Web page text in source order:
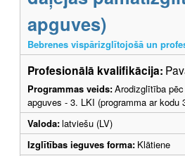
apguves)
Bebrenes vispārizglītojošā un
Profesionālā kvalifikācija:
Programmas veids:Arodizglītība
apguves - 3. LKI (programma ar kodu
Valoda:latviešu (LV)
Izglītības ieguves forma: Klātiene